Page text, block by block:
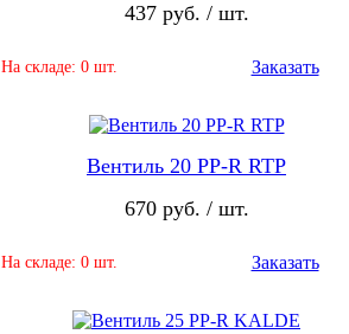
437 руб. / шт.
На складе: 0 шт. Заказать
Вентиль 20 PP-R RTP
670 руб. / шт.
На складе: 0 шт. Заказать